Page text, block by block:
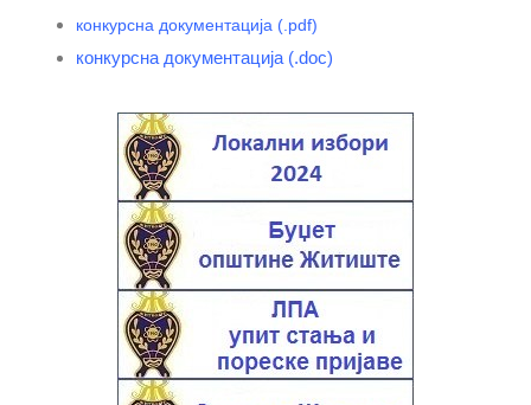
конкурсна документација (.pdf)
конкурсна документација (.doc)